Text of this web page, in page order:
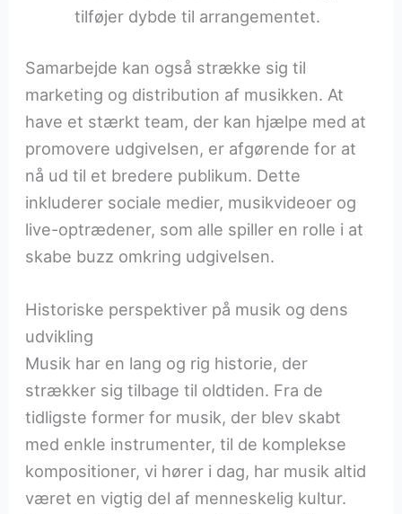
tilføjer dybde til arrangementet.
Samarbejde kan også strække sig til
marketing og distribution af musikken. At
have et stærkt team, der kan hjælpe med at
promovere udgivelsen, er afgørende for at
nå ud til et bredere publikum. Dette
inkluderer sociale medier, musikvideoer og
live-optrædener, som alle spiller en rolle i at
skabe buzz omkring udgivelsen.
Historiske perspektiver på musik og dens
udvikling
Musik har en lang og rig historie, der
strækker sig tilbage til oldtiden. Fra de
tidligste former for musik, der blev skabt
med enkle instrumenter, til de komplekse
kompositioner, vi hører i dag, har musik altid
været en vigtig del af menneskelig kultur.